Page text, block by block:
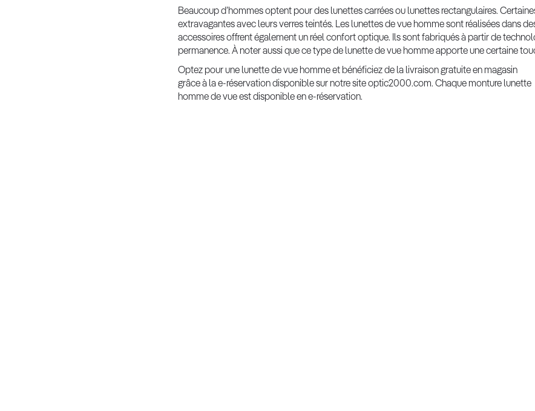
Beaucoup d’hommes optent pour des lunettes carrées ou lunettes rectangulaires.
extravagantes avec leurs verres teintés. Les lunettes de vue homme sont réalisées dans
accessoires offrent également un réel confort optique. Ils sont fabriqués à partir de
permanence. À noter aussi que ce type de lunette de vue homme apporte une certaine
Optez pour une lunette de vue homme et bénéficiez de la livraison gratuite en magasin
grâce à la e-réservation disponible sur notre site optic2000.com. Chaque monture lunette
homme de vue est disponible en e-réservation.